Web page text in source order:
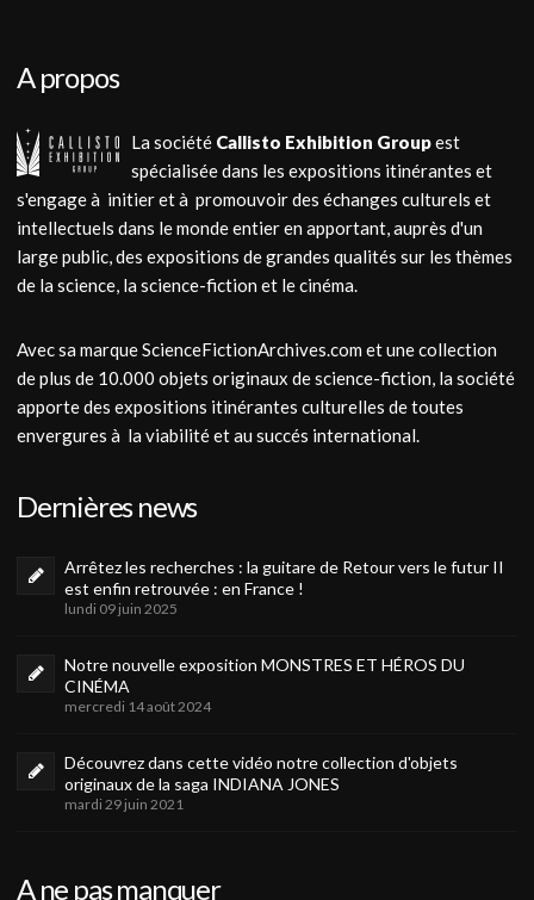
A propos
La société Callisto Exhibition Groupest
spécialisée dans les expositions itinérantes et
s'engage à initier et à promouvoir des échanges culturels et
intellectuels dans le monde entier en apportant, auprès d'un
large public, des expositions de grandes qualités sur les thèmes
de la science, la science-fiction et le cinéma.
Avec sa marque ScienceFictionArchives.com et une collection
de plus de 10.000 objets originaux de science-fiction, la société
apporte des expositions itinérantes culturelles de toutes
envergures à la viabilité et au succés international.
Dernières news
Arrêtez les recherches : la guitare de Retour vers le futur II
est enfin retrouvée : en France !
lundi 09 juin 2025
Notre nouvelle exposition MONSTRES ET HÉROS DU
CINÉMA
mercredi 14 août 2024
Découvrez dans cette vidéo notre collection d'objets
originaux de la saga INDIANA JONES
mardi 29 juin 2021
A ne pas manquer